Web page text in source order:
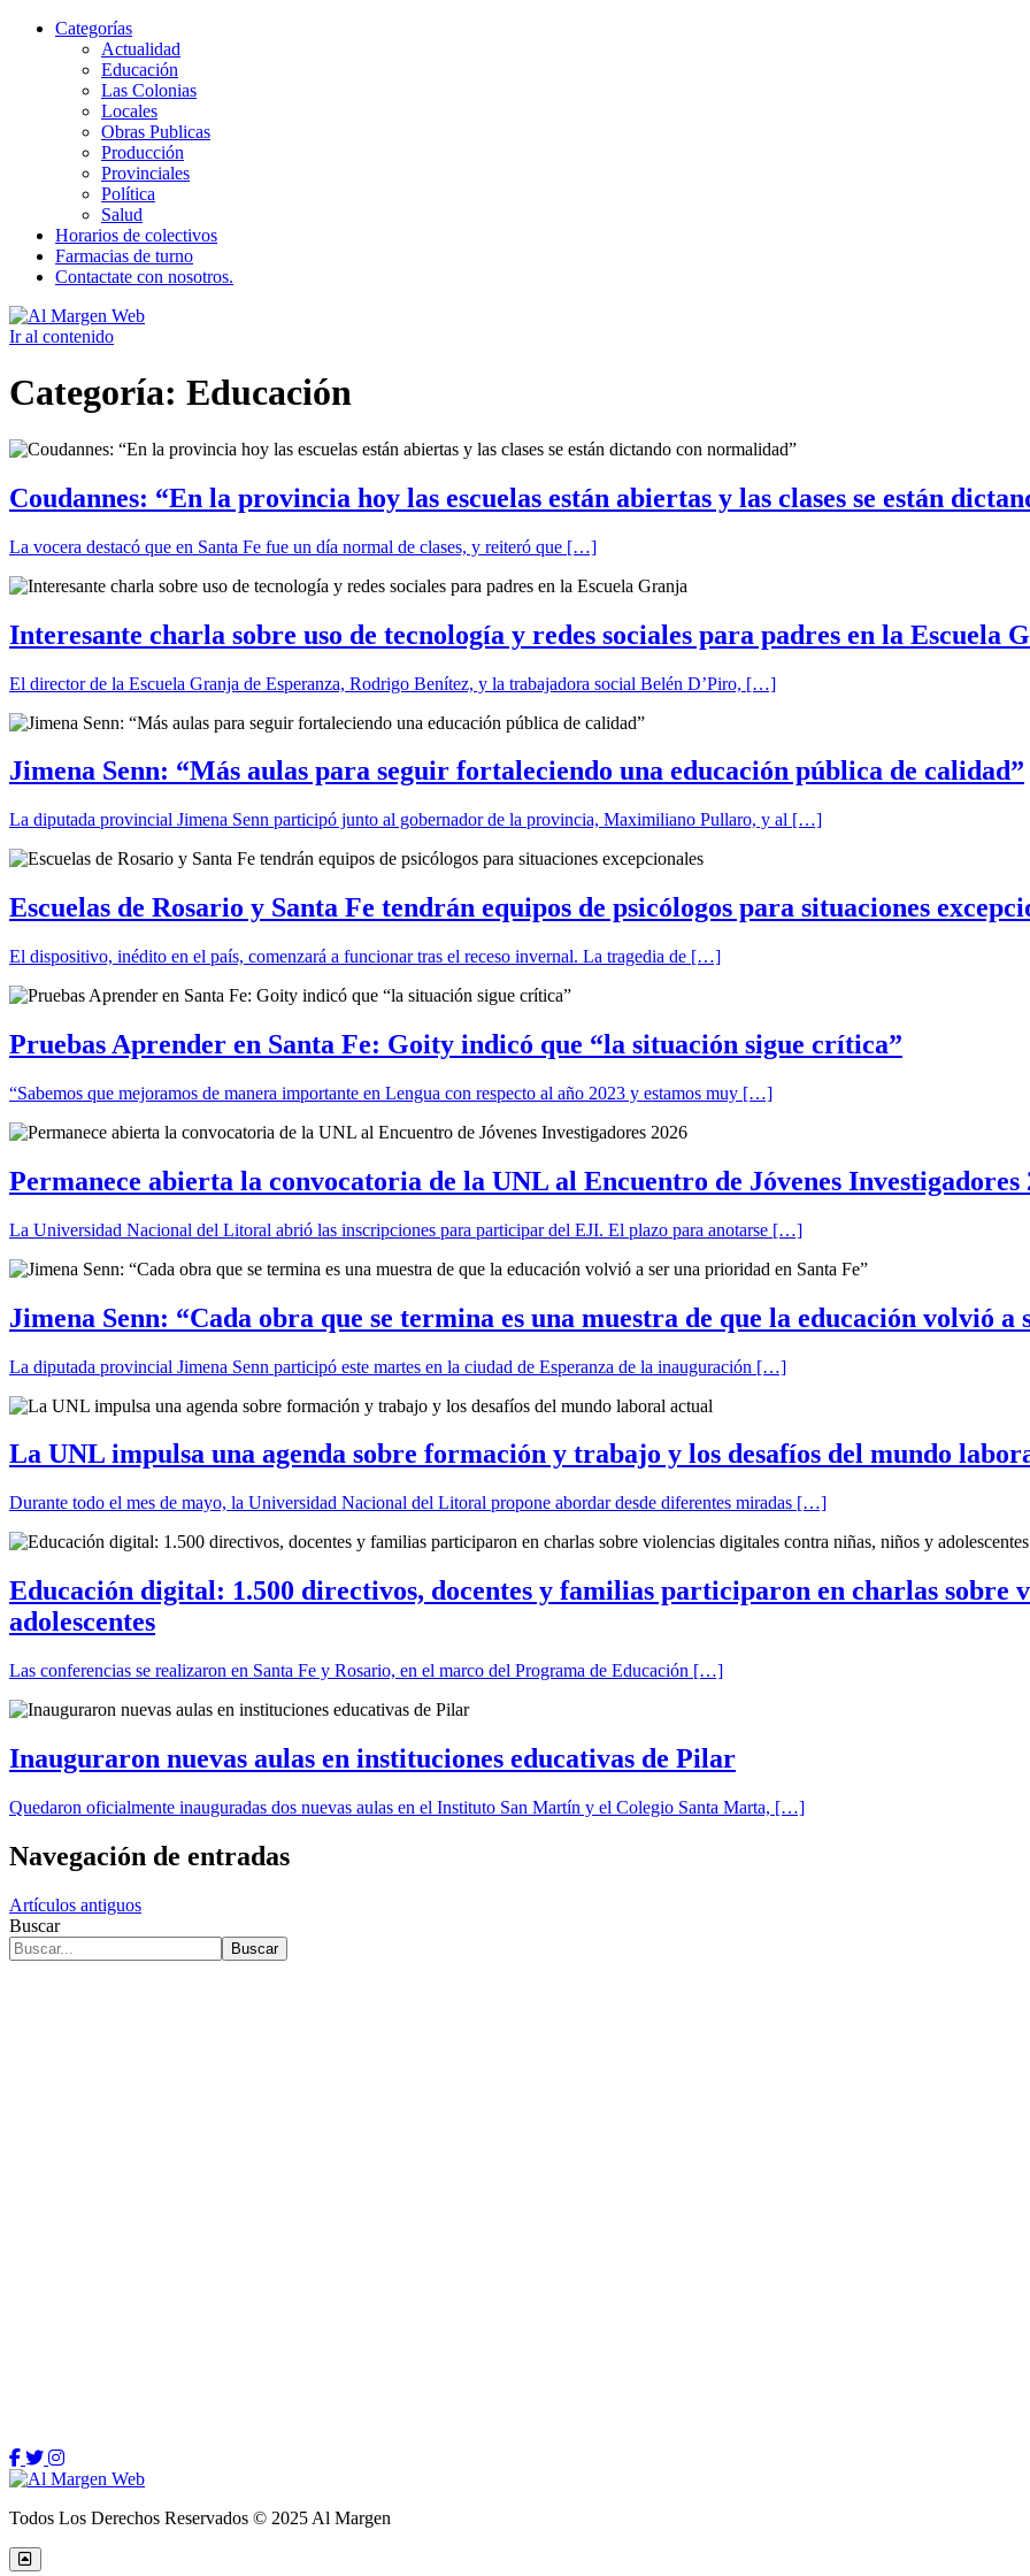
Categorías
Actualidad
Educación
Las Colonias
Locales
Obras Publicas
Producción
Provinciales
Política
Salud
Horarios de colectivos
Farmacias de turno
Contactate con nosotros.
Ir al contenido
Categoría: Educación
Coudannes: “En la provincia hoy las escuelas están abiertas y las clases se están
La vocera destacó que en Santa Fe fue un día normal de clases, y reiteró que […]
Interesante charla sobre uso de tecnología y redes sociales para padres en la Escuela
El director de la Escuela Granja de Esperanza, Rodrigo Benítez, y la trabajadora social Belén D’Piro, […]
Jimena Senn: “Más aulas para seguir fortaleciendo una educación pública de calidad”
La diputada provincial Jimena Senn participó junto al gobernador de la provincia, Maximiliano Pullaro, y al […]
Escuelas de Rosario y Santa Fe tendrán equipos de psicólogos para situaciones
El dispositivo, inédito en el país, comenzará a funcionar tras el receso invernal. La tragedia de […]
Pruebas Aprender en Santa Fe: Goity indicó que “la situación sigue crítica”
“Sabemos que mejoramos de manera importante en Lengua con respecto al año 2023 y estamos muy […]
Permanece abierta la convocatoria de la UNL al Encuentro de Jóvenes Investigadores
La Universidad Nacional del Litoral abrió las inscripciones para participar del EJI. El plazo para anotarse […]
Jimena Senn: “Cada obra que se termina es una muestra de que la educación volvió
La diputada provincial Jimena Senn participó este martes en la ciudad de Esperanza de la inauguración […]
La UNL impulsa una agenda sobre formación y trabajo y los desafíos del mundo
Durante todo el mes de mayo, la Universidad Nacional del Litoral propone abordar desde diferentes miradas […]
Educación digital: 1.500 directivos, docentes y familias participaron en charlas sobre
adolescentes
Las conferencias se realizaron en Santa Fe y Rosario, en el marco del Programa de Educación […]
Inauguraron nuevas aulas en instituciones educativas de Pilar
Quedaron oficialmente inauguradas dos nuevas aulas en el Instituto San Martín y el Colegio Santa Marta, […]
Navegación de entradas
Artículos antiguos
Buscar
Buscar
Todos Los Derechos Reservados © 2025 Al Margen